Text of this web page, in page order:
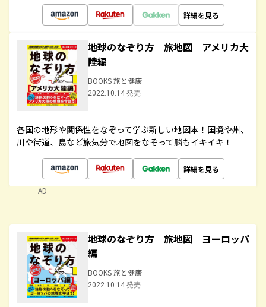
詳細を見る
地球のなぞり方 旅地図 アメリカ大
陸編
BOOKS 旅と健康
2022.10.14 発売
各国の地形や関係性をなぞって学ぶ新しい地図本！国境や州、
川や街道、島など旅気分で地図をなぞって脳もイキイキ！
詳細を見る
AD
地球のなぞり方 旅地図 ヨーロッパ
編
BOOKS 旅と健康
2022.10.14 発売